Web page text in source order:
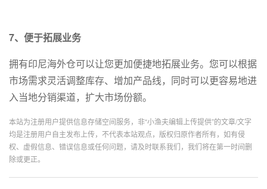
7、便于拓展业务
拥有印尼海外仓可以让您更加便捷地拓展业务。您可以根据
市场需求灵活调整库存、增加产品线，同时可以更容易地进
入当地分销渠道，扩大市场份额。
本站为注册用户提供信息存储空间服务，非“小渔夫编辑上传提供”的文章/文字
均是注册用户自主发布上传，不代表本站观点，版权归原作者所有，如有侵
权、虚假信息、错误信息或任何问题，请及时联系我们，我们将在第一时间删
除或更正。